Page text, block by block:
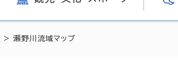
> 瀬野川流域マップ